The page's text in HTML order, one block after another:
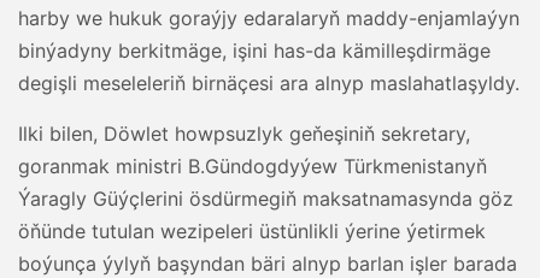
harby we hukuk goraýjy edaralaryň maddy-enjamlaýyn
binýadyny berkitmäge, işini has-da kämilleşdirmäge
degişli meseleleriň birnäçesi ara alnyp maslahatlaşyldy.
Ilki bilen, Döwlet howpsuzlyk geňeşiniň sekretary,
goranmak ministri B.Gündogdyýew Türkmenistanyň
Ýaragly Güýçlerini ösdürmegiň maksatnamasynda göz
öňünde tutulan wezipeleri üstünlikli ýerine ýetirmek
boýunça ýylyň başyndan bäri alnyp barlan işler barada